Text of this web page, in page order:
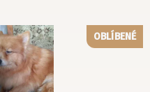
OBLÍBENÉ